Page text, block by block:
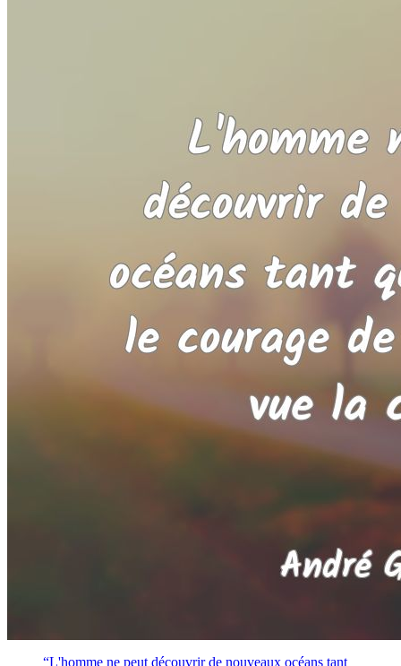
“L'homme ne peut découvrir de nouveaux océans tant